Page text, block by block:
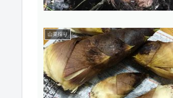
山菜採り